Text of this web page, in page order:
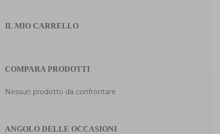
IL MIO CARRELLO
COMPARA PRODOTTI
Nessun prodotto da confrontare
ANGOLO DELLE OCCASIONI